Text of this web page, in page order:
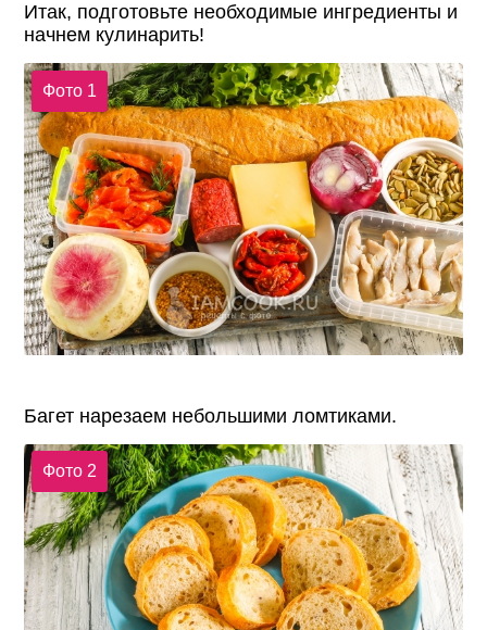
Итак, подготовьте необходимые ингредиенты и
начнем кулинарить!
Фото 1
Багет нарезаем небольшими ломтиками.
Фото 2